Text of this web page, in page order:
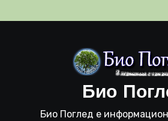
Био
Био Поглед е